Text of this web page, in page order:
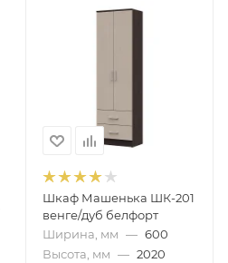
Шкаф Машенька ШК-201
венге/дуб белфорт
Ширина, мм — 600
Высота, мм — 2020